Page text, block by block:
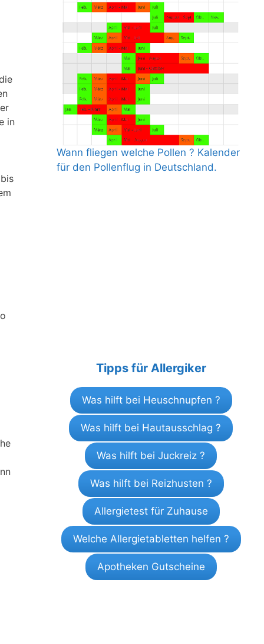
in
Wann fliegen welche Pollen ? Kalender
für den Pollenflug in Deutschland.
Tipps für Allergiker
Was hilft bei Heuschnupfen ?
Was hilft bei Hautausschlag ?
Was hilft bei Juckreiz ?
Was hilft bei Reizhusten ?
Allergietest für Zuhause
Welche Allergietabletten helfen ?
Apotheken Gutscheine